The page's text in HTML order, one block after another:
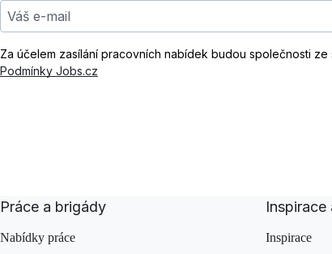
Váš e-mail
Za účelem zasílání pracovních nabídek budou společnosti ze
Podmínky Jobs.cz
Práce a brigády
Nabídky práce
Inspirace
Inspirace